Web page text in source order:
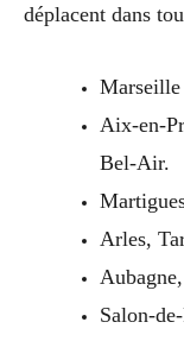
déplacent dans
Marseille
Aix-en-
Bel-Air.
Arles,
Salon-